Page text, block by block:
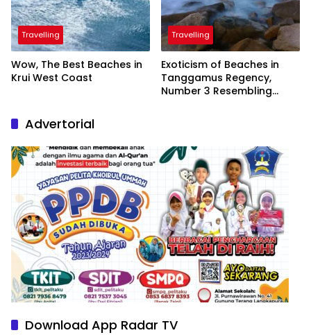
Travelling
Wow, The Best Beaches in
Krui West Coast
Travelling
Exoticism of Beaches in
Tanggamus Regency,
Number 3 Resembling
Advertorial
Download App Radar TV